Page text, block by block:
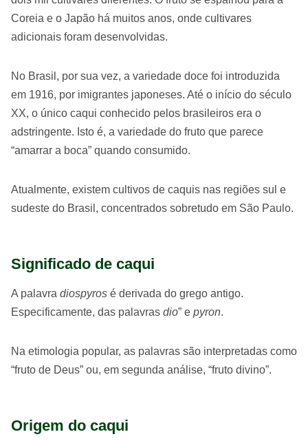
Coreia e o Japão há muitos anos, onde cultivares
adicionais foram desenvolvidas.
No Brasil, por sua vez, a variedade doce foi introduzida
em 1916, por imigrantes japoneses. Até o início do século
XX, o único caqui conhecido pelos brasileiros era o
adstringente. Isto é, a variedade do fruto que parece
“amarrar a boca” quando consumido.
Atualmente, existem cultivos de caquis nas regiões sul e
sudeste do Brasil, concentrados sobretudo em São Paulo.
Significado de caqui
A palavra diospyros é derivada do grego antigo.
Especificamente, das palavras dio” e pyron.
Na etimologia popular, as palavras são interpretadas como
“fruto de Deus” ou, em segunda análise, “fruto divino”.
Origem do caqui